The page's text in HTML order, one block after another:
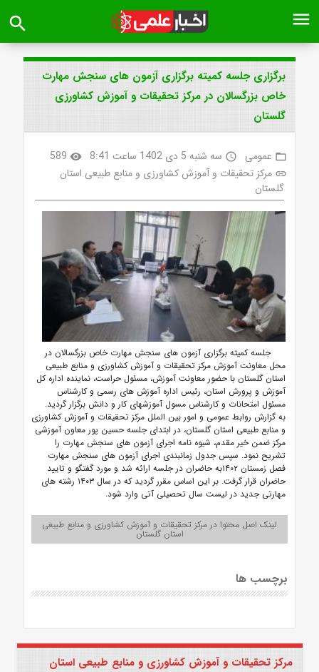
menu
search
برگزاری جلسه کمیته برگزاری آزمون های سنجش مهارت
خاص بزرگسالان در مرکز تحقیقات و آموزش کشاورزی
گلستان
folder_open عمومی access_time سه شنبه 5 دی 1402 ساعت 8:41 visibility
589
link مرکز تحقیقات و آموزش کشاورزی و منابع طبیعی استان
گلستان
جلسه کمیته برگزاری آزمون های سنجش مهارت خاص بزرگسالان در
محل معاونت آموزش مرکز تحقیقات و آموزش کشاورزی و منابع طبیعی
استان گلستان با حضور معاونت آموزش، مسئول حراست، نماینده اداره کل
آموزش و پرورش استان، رئیس اداره آموزش های رسمی و کارشناس
مسئول امتحانات و کارشناس مسول آموزشهای کار و دانش برگزار گردید.
به گزارش روابط عمومی و امور بین الملل مرکز تحقیقات و آموزش کشاورزی
و منابع طبیعی استان گلستان، در ابتدای جلسه حسین پور معاون آموزشی
مرکز ضمن خیر مقدم، شیوه نامه اجرای آزمون های سنجش مهارت را
تشریح نمود. سپس جدول زمانبندی اجرای آزمون های سنجش مهارت
فصل زمستان ۱۴۰۲به حاضران در جلسه ارائه شد و مورد گفتگو و تایید
حاضران قرار گرفت. بر این اساس مقرر گردید که در سال ۱۴۰۳ رشته های
مهارتی جدید در لیست سال تحصیلی آتی وارد شود.
لینک اصل محتوا در مرکز تحقیقات و آموزش کشاورزی و منابع طبیعی
استان گلستان
برچسب ها
مرکز تحقیقات و آموزش کشاورزی و منابع طبیعی استان